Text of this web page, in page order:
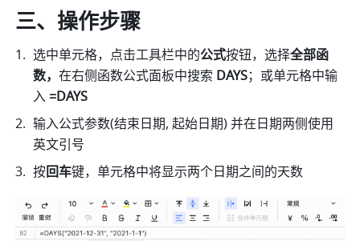
三、操作步骤
选中单元格，点击工具栏中的公式按钮，选择全部函
数，在右侧函数公式面板中搜索 DAYS；或单元格中输
入 =DAYS
输入公式参数(结束日期, 起始日期) 并在日期两侧使用
英文引号
按回车键，单元格中将显示两个日期之间的天数